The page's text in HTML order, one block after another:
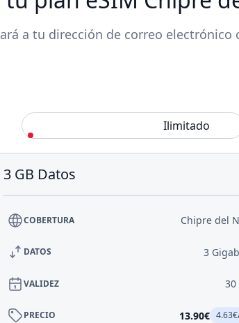
a tu dirección de correo electrónico
Ilimitado
3 GB Datos
COBERTURA Chipre del
DATOS 3
VALIDEZ 30
PRECIO 13.90€